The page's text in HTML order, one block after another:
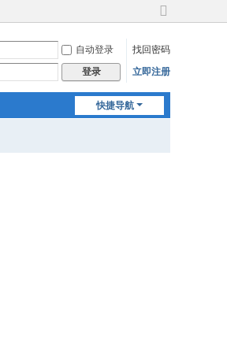
切
到
宽
自动登录
找回密码
登录 立即注册
快捷导航